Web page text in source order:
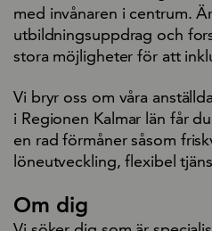
med invånaren i centrum.
utbildningsuppdrag och
stora möjligheter för att
Vi bryr oss om våra
i Regionen Kalmar län får
en rad förmåner såsom
löneutveckling, flexibel
Om dig